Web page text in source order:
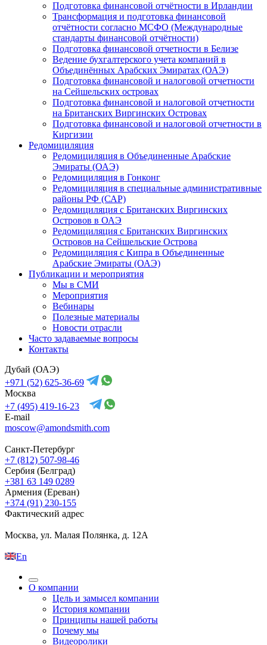
Подготовка финансовой отчётности в Ирландии
Трансформация и подготовка финансовой
отчётности согласно МСФО (Международные
стандарты финансовой отчётности)
Подготовка финансовой отчетности в Белизе
Ведение бухгалтерского учета компаний в
Объединённых Арабских Эмиратах (ОАЭ)
Подготовка финансовой и налоговой отчетности
на Сейшельских островах
Подготовка финансовой и налоговой отчетности
на Британских Виргинских Островах
Подготовка финансовой и налоговой отчетности в
Киргизии
Редомициляция
Редомициляция в Объединенные Арабские
Эмираты (ОАЭ)
Редомициляция в Гонконг
Редомициляция в специальные административные
районы РФ (САР)
Редомициляция с Британских Виргинских
Островов в ОАЭ
Редомициляция с Британских Виргинских
Островов на Сейшельские Острова
Редомициляция с Кипра в Объединенные
Арабские Эмираты (ОАЭ)
Публикации и мероприятия
Мы в СМИ
Мероприятия
Вебинары
Полезные материалы
Новости отрасли
Часто задаваемые вопросы
Контакты
Дубай (ОАЭ)
+971 (52) 625-36-69
Москва
+7 (495) 419-16-23
E-mail
moscow@amondsmith.com
Санкт-Петербург
+7 (812) 507-98-46
Сербия (Белград)
+381 63 149 0289
Армения (Ереван)
+374 (91) 230-155
Фактический адрес
Москва, ул. Малая Полянка, д. 12А
En
О компании
Цель и замысел компании
История компании
Принципы нашей работы
Почему мы
Видеоролики